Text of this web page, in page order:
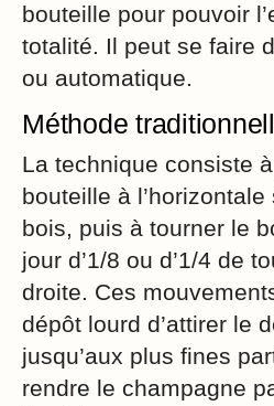
bouteille pour pouvoir
totalité. Il peut se faire
ou automatique.
Méthode
La technique consiste
bouteille à
bois, puis à tourner le
jour d’1/8 ou d’1/4 de
droite. Ces
dépôt lourd d’attirer le
jusqu’aux plus fines
rendre le champagne